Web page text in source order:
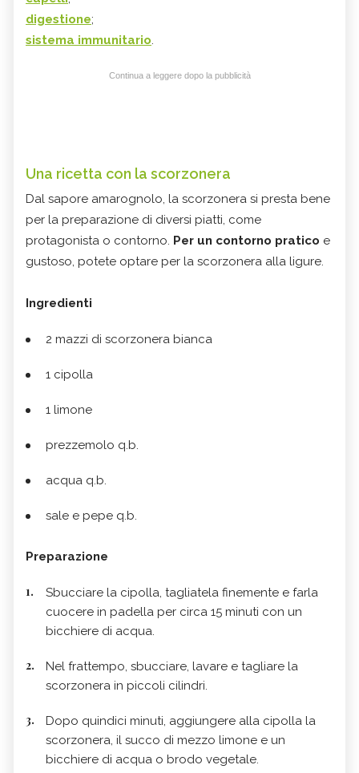
digestione;
sistema immunitario.
Continua a leggere dopo la pubblicità
Una ricetta con la scorzonera
Dal sapore amarognolo, la scorzonera si presta bene
per la preparazione di diversi piatti, come
protagonista o contorno. Per un contorno pratico e
gustoso, potete optare per la scorzonera alla ligure.
Ingredienti
2 mazzi di scorzonera bianca
1 cipolla
1 limone
prezzemolo q.b.
acqua q.b.
sale e pepe q.b.
Preparazione
Sbucciare la cipolla, tagliatela finemente e farla
cuocere in padella per circa 15 minuti con un
bicchiere di acqua.
Nel frattempo, sbucciare, lavare e tagliare la
scorzonera in piccoli cilindri.
Dopo quindici minuti, aggiungere alla cipolla la
scorzonera, il succo di mezzo limone e un
bicchiere di acqua o brodo vegetale.